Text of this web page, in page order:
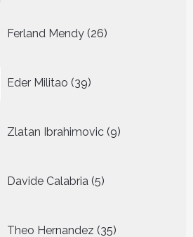
Ferland Mendy 26
producten
Eder Militao 39
producten
Zlatan Ibrahimovic 9
producten
Davide Calabria 5
producten
Theo Hernandez 35